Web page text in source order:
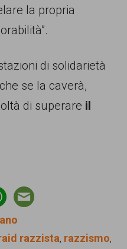
la propria
di solidarietà
se la caverà,
di superare il
razzista, razzismo,